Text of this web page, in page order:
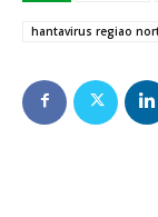
hantavirus regiao